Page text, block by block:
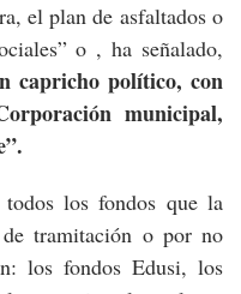
el plan de asfaltados o
o , ha señalado,
capricho político, con
municipal,
todos los fondos que la
tramitación o por no
los fondos Edusi, los